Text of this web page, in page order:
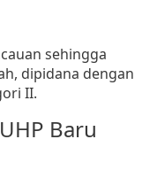
sehingga
dipidana dengan
II.
Baru